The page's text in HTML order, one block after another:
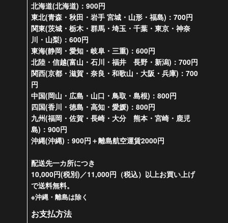
北海道(北海道)：900円
東北(青森・秋田・岩手 宮城・山形・福島)：700円
関東(茨城・栃木・群馬・埼玉・千葉・東京・神奈
川・山梨)：600円
東海(静岡・愛知・岐阜・三重)：600円
北陸・信越(富山・石川・福井 長野・新潟)：700円
関西(京都・滋賀・奈良・和歌山・大阪・兵庫)：700
円
中国(岡山・広島・山口・鳥取・島根)：800円
四国(香川・徳島・高知・愛媛)：800円
九州(福岡・佐賀・長崎・大分 熊本・宮崎・鹿児
島)：900円
沖縄(沖縄)：900円＋離島航空運賃2000円
配送先一カ所につき
10,000円(税別)／11,000円（税込）以上お買い上げ
で送料無料。
※沖縄・離島は除く
お支払方法